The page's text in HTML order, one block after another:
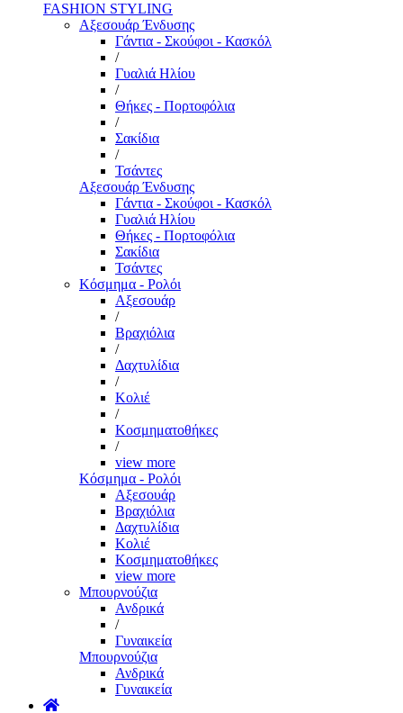
FASHION STYLING
Αξεσουάρ Ένδυσης
Γάντια - Σκούφοι - Κασκόλ
/
Γυαλιά Ηλίου
/
Θήκες - Πορτοφόλια
/
Σακίδια
/
Τσάντες
Αξεσουάρ Ένδυσης
Γάντια - Σκούφοι - Κασκόλ
Γυαλιά Ηλίου
Θήκες - Πορτοφόλια
Σακίδια
Τσάντες
Κόσμημα - Ρολόι
Αξεσουάρ
/
Βραχιόλια
/
Δαχτυλίδια
/
Κολιέ
/
Κοσμηματοθήκες
/
view more
Κόσμημα - Ρολόι
Αξεσουάρ
Βραχιόλια
Δαχτυλίδια
Κολιέ
Κοσμηματοθήκες
view more
Μπουρνούζια
Ανδρικά
/
Γυναικεία
Μπουρνούζια
Ανδρικά
Γυναικεία